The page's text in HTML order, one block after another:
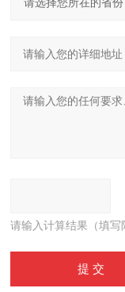
请输入计算结果（填